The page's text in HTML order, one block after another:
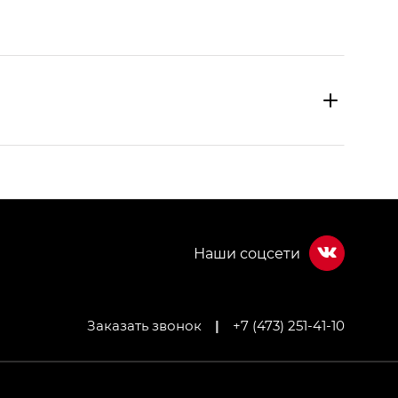
— GX PREMIUM, Джи Эти — GT, Джи Эль —
Заказать звонок | +7 (473) 251-41-10